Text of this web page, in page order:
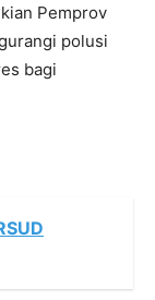
Pemprov
polusi
bagi